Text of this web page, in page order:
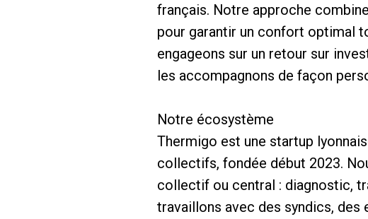
français. Notre approche
pour garantir un confort optimal
engageons sur un retour sur
les accompagnons de façon
Notre écosystème
Thermigo est une startup
collectifs, fondée début 2023.
collectif ou central : diagnostic,
travaillons avec des syndics,